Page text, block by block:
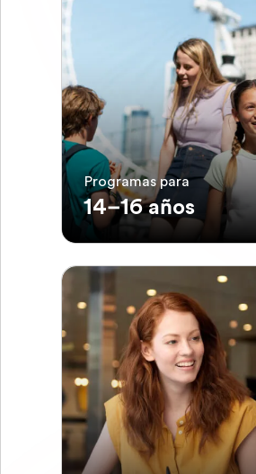
Programas para
14–16 años